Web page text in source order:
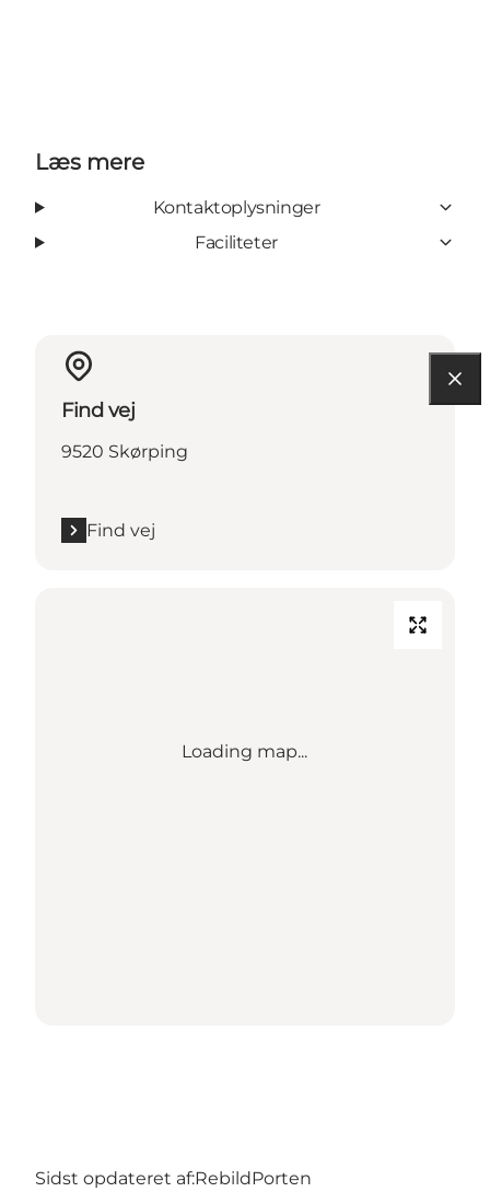
Læs mere
Kontaktoplysninger
Faciliteter
Find vej
9520 Skørping
Find vej
Loading map...
Sidst opdateret af:RebildPorten